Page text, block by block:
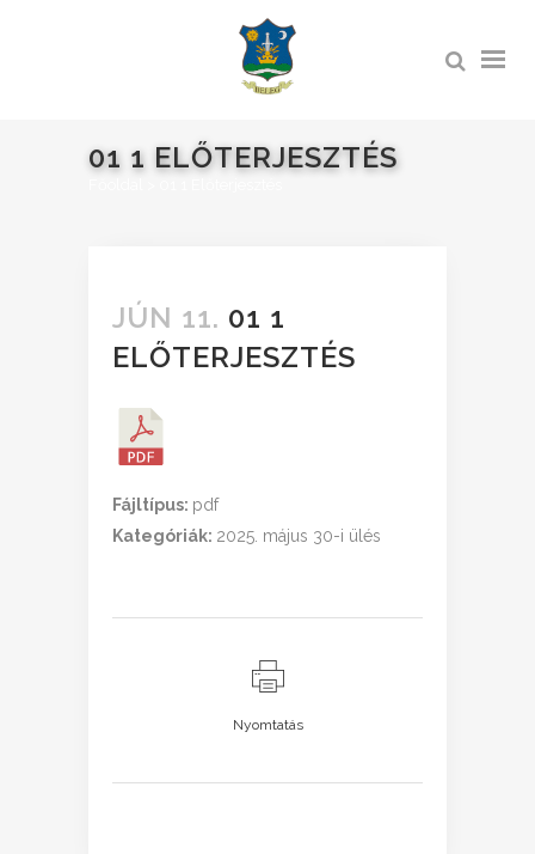
01 1 ELŐTERJESZTÉS
JÚN 11. 01 1
ELŐTERJESZTÉS
Fájltípus: pdf
Kategóriák: 2025. május 30-i ülés
Nyomtatás